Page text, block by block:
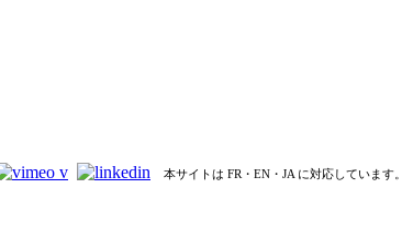
本サイトは FR・EN・JA に対応しています。